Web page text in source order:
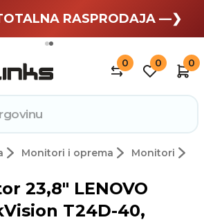
odmor —❯
RASPRODAJA —❯
0 0 0
Monitori i oprema Monitori
23,8" LENOVO
T24D-40,